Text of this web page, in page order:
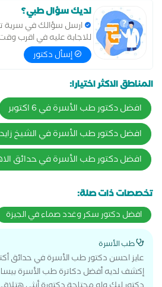
لديك سؤال طبي؟
ارسل سؤالك في
للاجابة عليه في اقرب
إسأل دكتور
المناطق الاكثر اختيارا:
افضل دكتور طب الأسرة في 6 اكتوبر
افضل دكتور طب الأسرة في الشيخ زايد
افضل دكتور طب الأسرة في حدائق
تخصصات ذات صلة:
افضل دكتور سكر وغدد صماء في الجيزة
طب الأسرة
عايز احسن دكتور طب الأسرة في حدائق
إكشف لديه أفضل دكاترة طب الأسرة